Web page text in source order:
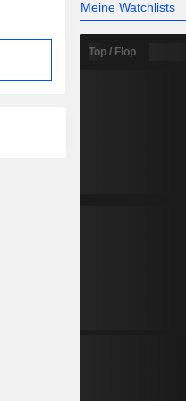
Meine Watchlists
Top / Flop